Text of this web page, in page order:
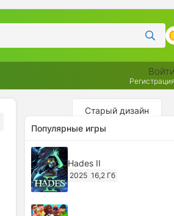
Войти
Регистрация
Старый дизайн
Популярные игры
Hades II
2025 16,2 Гб